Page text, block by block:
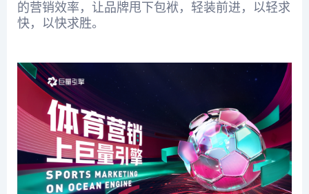
的营销效率，让品牌甩下包袱，轻装前进，以轻求
快，以快求胜。